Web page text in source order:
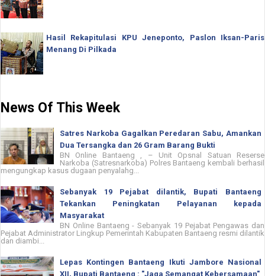
Hasil Rekapitulasi KPU Jeneponto, Paslon Iksan-Paris
Menang Di Pilkada
News Of This Week
Satres Narkoba Gagalkan Peredaran Sabu, Amankan
Dua Tersangka dan 26 Gram Barang Bukti
BN Online Bantaeng , – Unit Opsnal Satuan Reserse
Narkoba (Satresnarkoba) Polres Bantaeng kembali berhasil
mengungkap kasus dugaan penyalahg...
Sebanyak 19 Pejabat dilantik, Bupati Bantaeng
Tekankan Peningkatan Pelayanan kepada
Masyarakat
BN Online Bantaeng - Sebanyak 19 Pejabat Pengawas dan
Pejabat Administrator Lingkup Pemerintah Kabupaten Bantaeng resmi dilantik
dan diambi...
Lepas Kontingen Bantaeng Ikuti Jambore Nasional
XII, Bupati Bantaeng : "Jaga Semangat Kebersamaan"